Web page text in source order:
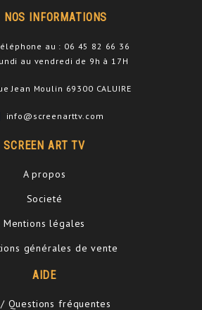
NOS INFORMATIONS
au : 06 45 82 66 36
au vendredi de 9h à 17H
Jean Moulin 69300 CALUIRE
info@screenarttv.com
SCREEN ART TV
A propos
Societé
Mentions légales
générales de vente
AIDE
/ Questions fréquentes